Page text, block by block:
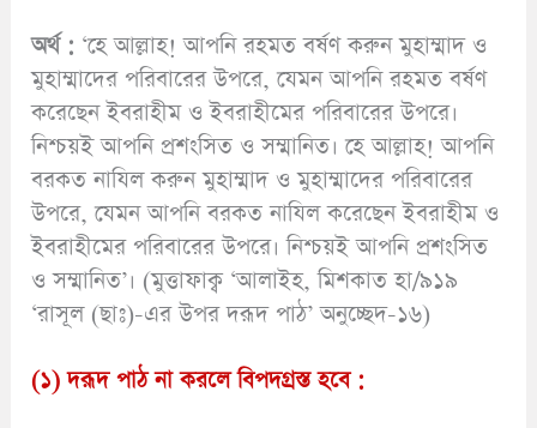
অর্থ : ‘হে আল্লাহ! আপনি রহমত বর্ষণ করুন মুহাম্মাদ ও
মুহাম্মাদের পরিবারের উপরে, যেমন আপনি রহমত বর্ষণ
করেছেন ইবরাহীম ও ইবরাহীমের পরিবারের উপরে।
নিশ্চয়ই আপনি প্রশংসিত ও সম্মানিত। হে আল্লাহ! আপনি
বরকত নাযিল করুন মুহাম্মাদ ও মুহাম্মাদের পরিবারের
উপরে, যেমন আপনি বরকত নাযিল করেছেন ইবরাহীম ও
ইবরাহীমের পরিবারের উপরে। নিশ্চয়ই আপনি প্রশংসিত
ও সম্মানিত’। (মুত্তাফাক্ব ‘আলাইহ, মিশকাত হা/৯১৯
‘রাসূল (ছাঃ)-এর উপর দরূদ পাঠ’ অনুচ্ছেদ-১৬)
(১) দরূদ পাঠ না করলে বিপদগ্রস্ত হবে :